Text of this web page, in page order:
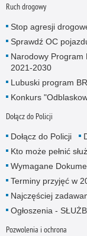
Ruch drogowy
Stop agresji
Sprawdź OC
Narodowy Program
2021-2030
Lubuski program
Konkurs
Dołącz do Policji
Dołącz do Policji
Kto może pełnić
Wymagane
Terminy przyjęć w
Najczęściej
Ogłoszenia -
Pozwolenia i ochrona